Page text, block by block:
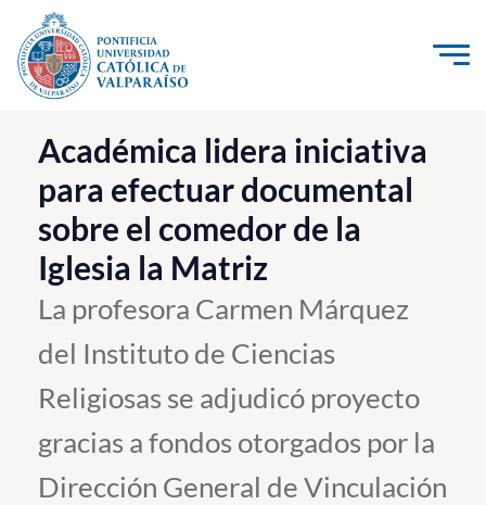
Click acá para ir directamente al contenido
La Universidad
Investigación, Creación e Innovación
PUCV Internacional
Vinculación con el Medio
Admisión
Pregrado
Postgrado
Formación Continua
Académica lidera iniciativa
para efectuar documental
sobre el comedor de la
Iglesia la Matriz
La profesora Carmen Márquez
del Instituto de Ciencias
Religiosas se adjudicó proyecto
gracias a fondos otorgados por la
Dirección General de Vinculación